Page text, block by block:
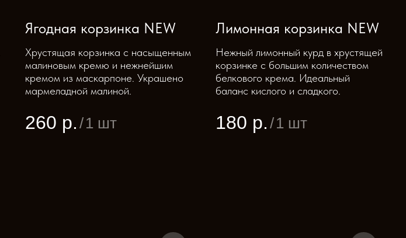
Ягодная корзинка NEW
Хрустящая корзинка с насыщенным
малиновым кремю и нежнейшим
кремом из маскарпоне. Украшено
мармеладной малиной.
260 р. /1 шт
Лимонная корзинка NEW
Нежный лимонный курд в хрустящей
корзинке с большим количеством
белкового крема. Идеальный
баланс кислого и сладкого.
180 р. /1 шт